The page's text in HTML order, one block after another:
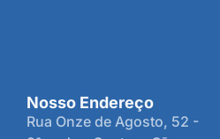
Nosso Endereço
Rua Onze de Agosto, 52 -